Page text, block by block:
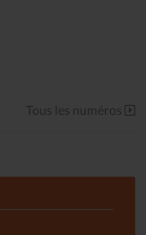
Tous les numéros